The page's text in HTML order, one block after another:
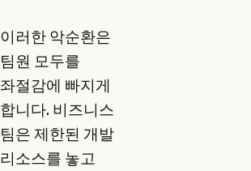
이러한 악순환은
팀원 모두를
좌절감에 빠지게
합니다. 비즈니스
팀은 제한된 개발
리소스를 놓고